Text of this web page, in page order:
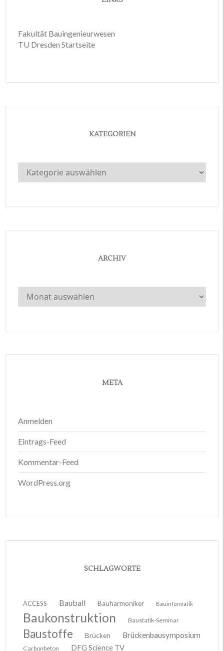
Fakultät Bauingenieurwesen
TU Dresden Startseite
KATEGORIEN
Kategorien
ARCHIV
Archiv
META
Anmelden
Eintrags-Feed
Kommentar-Feed
WordPress.org
SCHLAGWORTE
ACCESS Bauball Bauharmoniker Bauinformatik
Baukonstruktion Baustatik-Seminar
Baustoffe Brücken Brückenbausymposium
Carbonbeton DFG Science TV